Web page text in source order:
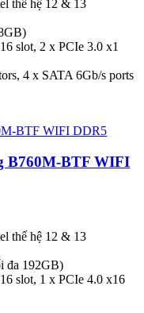
thế hệ 12 & 13
slot, 2 x PCIe 3.0 x1
4 x SATA 6Gb/s ports
B760M-BTF WIFI
thế hệ 12 & 13
đa 192GB)
slot, 1 x PCIe 4.0 x16